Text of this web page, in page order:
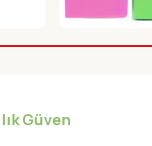
24
DEFTER
Güven